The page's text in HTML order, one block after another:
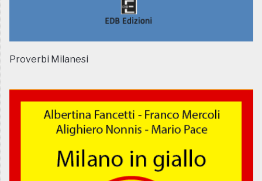
Proverbi Milanesi